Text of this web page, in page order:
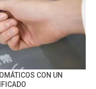
CON UN